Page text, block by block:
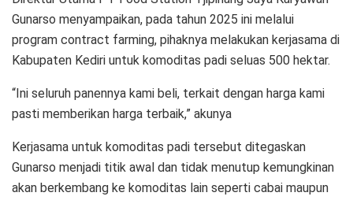
Gunarso menyampaikan, pada tahun 2025 ini melalui
program contract farming, pihaknya melakukan kerjasama di
Kabupaten Kediri untuk komoditas padi seluas 500 hektar.
“Ini seluruh panennya kami beli, terkait dengan harga kami
pasti memberikan harga terbaik,” akunya
Kerjasama untuk komoditas padi tersebut ditegaskan
Gunarso menjadi titik awal dan tidak menutup kemungkinan
akan berkembang ke komoditas lain seperti cabai maupun